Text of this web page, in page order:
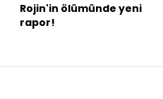
Rojin'in ölümünde yeni
rapor!